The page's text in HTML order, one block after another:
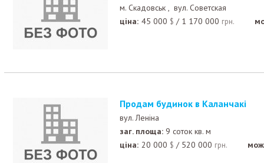
м. Скадовськ , вул. Советская
ціна: 45 000 $ / 1 170 000 грн.
Продам будинок в Каланчакі
вул. Леніна
заг. площа: 9 соток кв. м
ціна: 20 000 $ / 520 000 грн.